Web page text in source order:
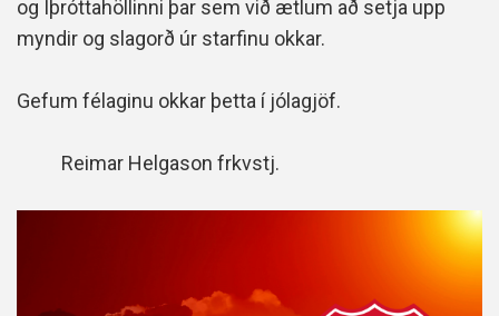
og Íþróttahöllinni þar sem við ætlum að setja upp
myndir og slagorð úr starfinu okkar.
Gefum félaginu okkar þetta í jólagjöf.
Reimar Helgason frkvstj.